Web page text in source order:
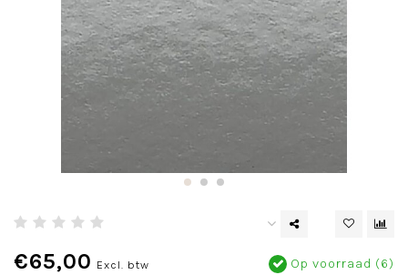
€65,00 Excl. btw Op voorraad (6)